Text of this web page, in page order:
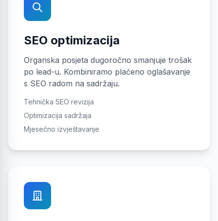
SEO optimizacija
Organska posjeta dugoročno smanjuje trošak
po lead-u. Kombiniramo plaćeno oglašavanje
s SEO radom na sadržaju.
Tehnička SEO revizija
Optimizacija sadržaja
Mjesečno izvještavanje